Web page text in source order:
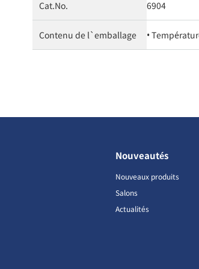
Cat.No. 6904
Contenu de l`emballage •
Nouveautés
Nouveaux produits
Salons
Actualités